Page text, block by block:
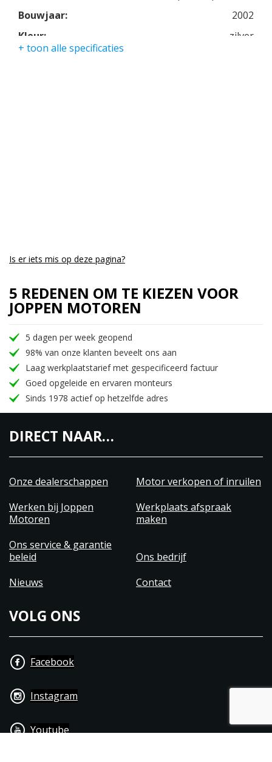
motorfiets compleet.
Complete historie bekend!
Bouwjaar:
2002
Kleur:
zilver
+ toon alle specificaties
Is er iets mis op deze pagina?
5 REDENEN OM TE KIEZEN VOOR
JOPPEN MOTOREN
5 dagen per week geopend
98% van onze klanten beveelt ons aan
Laag werkplaatstarief met gespecificeerd factuur
Goed opgeleide en ervaren monteurs
Sinds 1978 actief op hetzelfde adres
DIRECT NAAR…
Onze dealerschappen
Motor verkopen of inruilen
Werken bij Joppen
Motoren
Werkplaats afspraak
maken
Ons service & garantie
beleid
Ons bedrijf
Nieuws
Contact
VOLG ONS
Facebook
Instagram
Youtube